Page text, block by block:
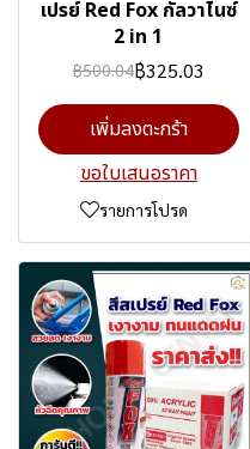
เปรย์ Red Fox กัลวาไนซ์
2 in 1
฿500.04฿325.03
เพิ่มลงตะกร้า
ขอใบเสนอราคา
รายการโปรด